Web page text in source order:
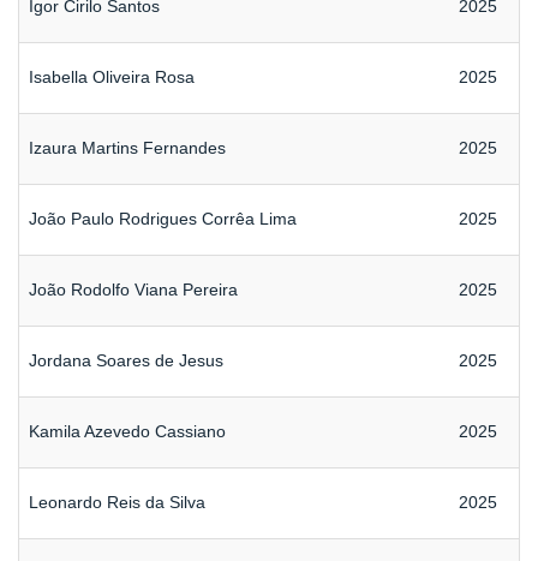
Igor Cirilo Santos 2025
Isabella Oliveira Rosa 2025
Izaura Martins Fernandes 2025
João Paulo Rodrigues Corrêa Lima 2025
João Rodolfo Viana Pereira 2025
Jordana Soares de Jesus 2025
Kamila Azevedo Cassiano 2025
Leonardo Reis da Silva 2025